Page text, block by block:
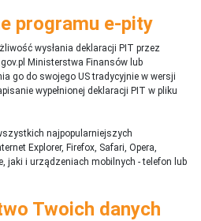
programu e-pity
wysłania deklaracji PIT przez
Ministerstwa Finansów lub
go do swojego US tradycyjnie w wersji
wypełnionej deklaracji PIT w pliku
najpopularniejszych
Explorer, Firefox, Safari, Opera,
jaki i urządzeniach mobilnych - telefon lub
Twoich danych